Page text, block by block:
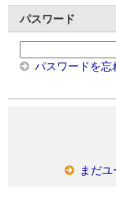
パスワード
パスワードを忘
まだ